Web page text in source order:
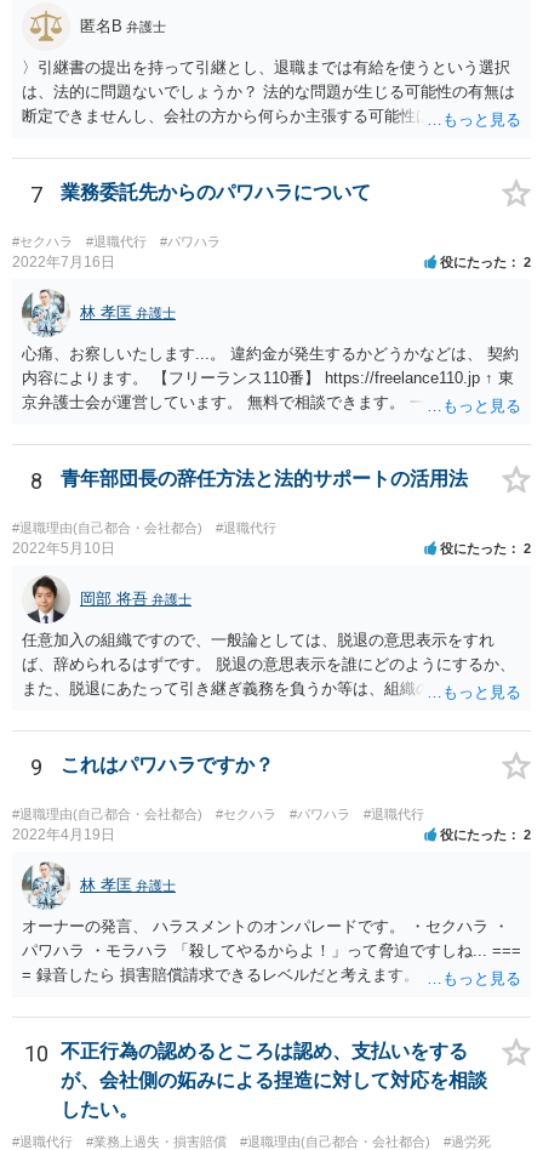
匿名B 弁護士
〉引継書の提出を持って引継とし、退職までは有給を使うという選択
は、法的に問題ないでしょうか？ 法的な問題が生じる可能性の有無は
断定できませんし、会社の方から何らか主張する可能性はあります。
ん。 それよりも、書いておられる事情がある場合は、いつ、どのよう
な方法で、退職の意思及び退職日まで全日有給休暇を使用することを
会社に伝えるかが、問題になるかもしれないです。 場合よっては退職
代行の利用などもご検討なさってください。
7 業務委託先からのパワハラについて
#セクハラ #退職代行 #パワハラ
2022年7月16日 役にたった 2
林 孝匡 弁護士
心痛、お察しいたします...。 違約金が発生するかどうかなどは、 契約
内容によります。 【フリーランス110番】 https://freelance110.jp ↑ 東
京弁護士会が運営しています。 無料で相談できます。 一度、ご相談す
「パワハラしてたよね」という材料で 減額交渉も可能かもしれませ
ん。
8 青年部団長の辞任方法と法的サポートの活用法
#退職理由(自己都合・会社都合) #退職代行
2022年5月10日 役にたった 2
岡部 将吾 弁護士
任意加入の組織ですので、一般論としては、脱退の意思表示をすれ
ば、辞められるはずです。 脱退の意思表示を誰にどのようにするか、
また、脱退にあたって引き継ぎ義務を負うか等は、組織の実態等を踏
もう少し具体的な対応方法についてアドバイスを受けられると思いま
す。
9 これはパワハラですか？
#退職理由(自己都合・会社都合) #セクハラ #パワハラ #退職代行
2022年4月19日 役にたった 2
林 孝匡 弁護士
オーナーの発言、 ハラスメントのオンパレードです。 ・セクハラ ・
パワハラ ・モラハラ 「殺してやるからよ！」って脅迫ですしね... ===
= 録音したら 損害賠償請求できるレベルだと考えます。 ━━━━━━
え方 ・パワハラ裁判例については、 私がブログを書いています。 プ
ロフィールのリンクから飛べます。 ご参考になれば幸いです。
10
不正行為の認めるところは認め、支払いをする
が、会社側の妬みによる捏造に対して対応を相談
したい。
#退職代行 #業務上過失・損害賠償 #退職理由(自己都合・会社都合) #過労死